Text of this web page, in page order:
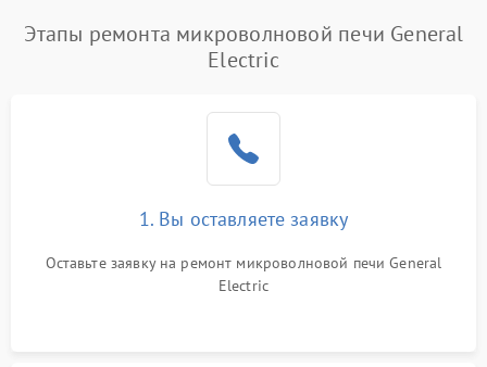
Этапы ремонта микроволновой печи General
Electric
1. Вы оставляете заявку
Оставьте заявку на ремонт микроволновой печи General
Electric